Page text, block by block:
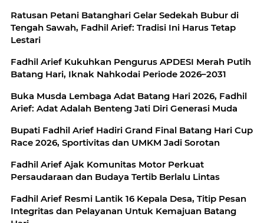
Ratusan Petani Batanghari Gelar Sedekah Bubur di
Tengah Sawah, Fadhil Arief: Tradisi Ini Harus Tetap
Lestari
Fadhil Arief Kukuhkan Pengurus APDESI Merah Putih
Batang Hari, Iknak Nahkodai Periode 2026–2031
Buka Musda Lembaga Adat Batang Hari 2026, Fadhil
Arief: Adat Adalah Benteng Jati Diri Generasi Muda
Bupati Fadhil Arief Hadiri Grand Final Batang Hari Cup
Race 2026, Sportivitas dan UMKM Jadi Sorotan
Fadhil Arief Ajak Komunitas Motor Perkuat
Persaudaraan dan Budaya Tertib Berlalu Lintas
Fadhil Arief Resmi Lantik 16 Kepala Desa, Titip Pesan
Integritas dan Pelayanan Untuk Kemajuan Batang